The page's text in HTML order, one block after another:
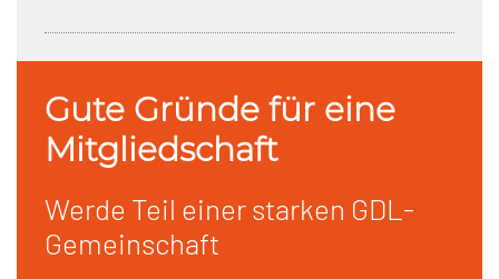
Gute Gründe für eine
Mitgliedschaft
Werde Teil einer starken GDL-
Gemeinschaft